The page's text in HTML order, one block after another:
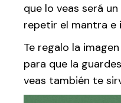
que lo veas será
repetir el mantra e
Te regalo la
para que la
veas también te